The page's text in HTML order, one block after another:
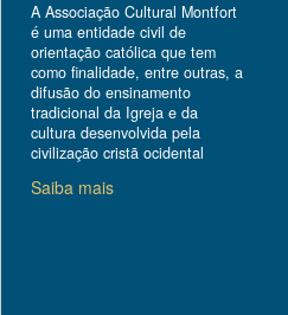
A Associação Cultural Montfort
é uma entidade civil de
orientação católica que tem
como finalidade, entre outras, a
difusão do ensinamento
tradicional da Igreja e da
cultura desenvolvida pela
civilização cristã ocidental
Saiba mais